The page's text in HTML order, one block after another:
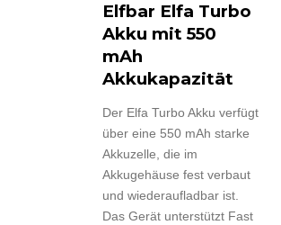
Elfbar Elfa Turbo
Akku mit 550
mAh
Akkukapazität
Der Elfa Turbo Akku verfügt
über eine 550 mAh starke
Akkuzelle, die im
Akkugehäuse fest verbaut
und wiederaufladbar ist.
Das Gerät unterstützt Fast